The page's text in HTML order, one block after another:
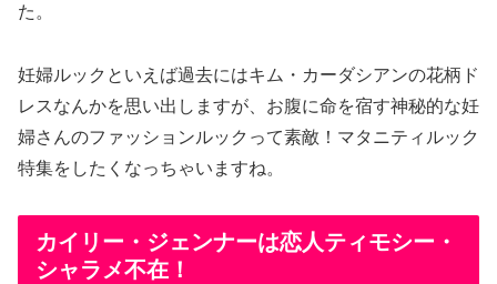
た。
妊婦ルックといえば過去にはキム・カーダシアンの花柄ド
レスなんかを思い出しますが、お腹に命を宿す神秘的な妊
婦さんのファッションルックって素敵！マタニティルック
特集をしたくなっちゃいますね。
カイリー・ジェンナーは恋人ティモシー・
シャラメ不在！